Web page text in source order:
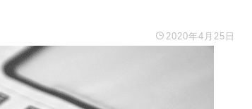
2020年4月25日